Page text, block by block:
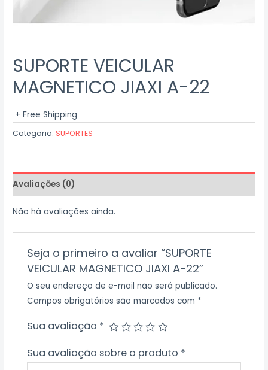
SUPORTE VEICULAR
MAGNETICO JIAXI A-22
+ Free Shipping
Categoria: SUPORTES
Avaliações (0)
Não há avaliações ainda.
Seja o primeiro a avaliar “SUPORTE
VEICULAR MAGNETICO JIAXI A-22”
O seu endereço de e-mail não será publicado.
Campos obrigatórios são marcados com *
Sua avaliação *
Sua avaliação sobre o produto *